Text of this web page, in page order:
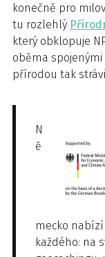
konečně pro
tu rozlehlý
který obklopuje
oběma
přírodou tak
N
ě
mecko
každého: na